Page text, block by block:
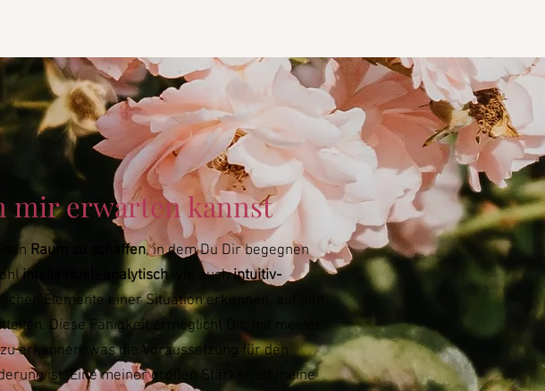
mir erwarten kannst
Raum zu schaffen, in dem Du Dir begegnen
intellektuell-analytisch ie auchintuitiv-
Elemente einer Situation erkennen, auf den
Diese Fähigkeit ermöglicht Dir, mit meiner
erkennen, was die Voraussetzung für den
ist.Eine meiner großen Stärken ist meine